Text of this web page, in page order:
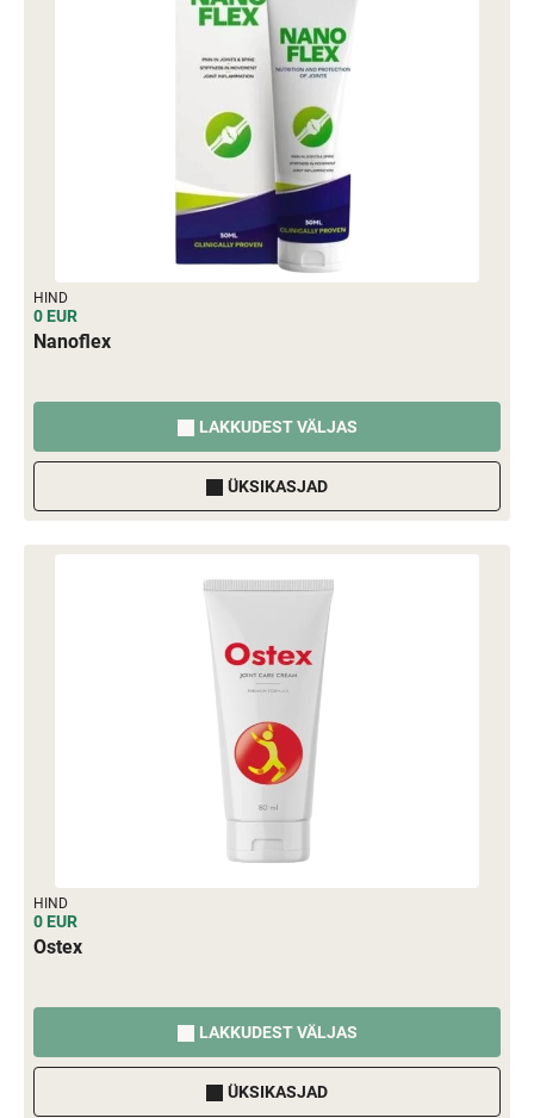
HIND
0 EUR
Nanoflex
LAKKUDEST VÄLJAS
ÜKSIKASJAD
HIND
0 EUR
Ostex
LAKKUDEST VÄLJAS
ÜKSIKASJAD